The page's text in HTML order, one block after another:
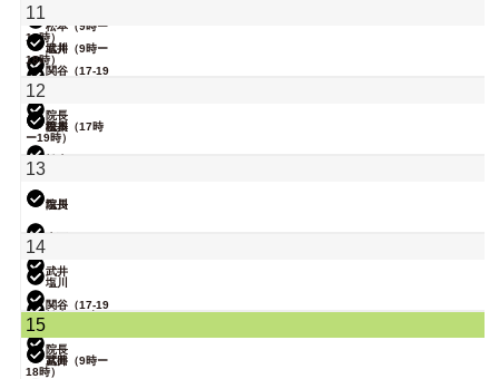
松本（9時ー
18時）
関谷（17-19
時）
院長
18時）
武井
時）
院長
11
塩川（9時ー
18時）
松本（17時
ー19時）
院長
12
塩川
13
塩川
武井
関谷（17-19
時）
院長
14
塩川
松本（9時ー
18時）
武井
15
冨田（9時ー
18時）